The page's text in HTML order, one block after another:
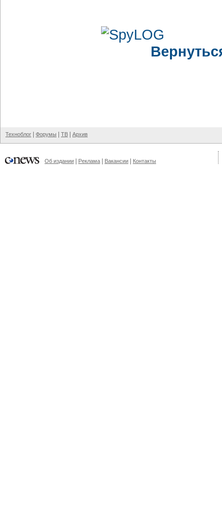
Техноблог Форумы ТВ Архив
Об издании Реклама Вакансии Контакты